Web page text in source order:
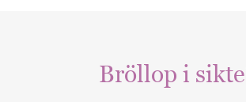
Bröllop i